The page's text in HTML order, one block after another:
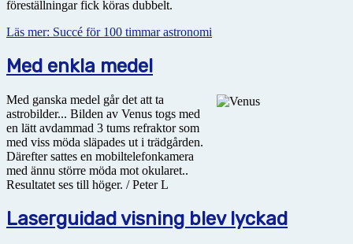
föreställningar fick köras dubbelt.
Läs mer: Succé för 100 timmar astronomi
Med enkla medel
Med ganska medel går det att ta
astrobilder... Bilden av Venus togs med
en lätt avdammad 3 tums refraktor som
med viss möda släpades ut i trädgården.
Därefter sattes en mobiltelefonkamera
med ännu större möda mot okularet..
Resultatet ses till höger. / Peter L
Laserguidad visning blev lyckad